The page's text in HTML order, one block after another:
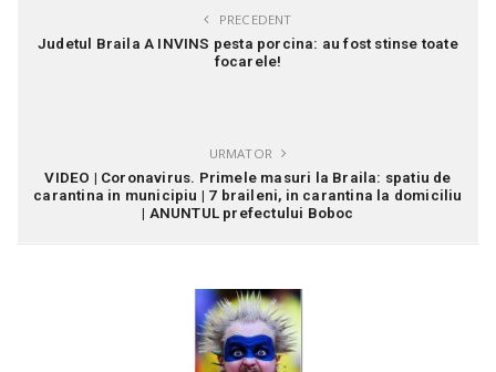
PRECEDENT
Judetul Braila A INVINS pesta porcina: au fost stinse toate
focarele!
URMATOR
VIDEO | Coronavirus. Primele masuri la Braila: spatiu de
carantina in municipiu | 7 braileni, in carantina la domiciliu
| ANUNTUL prefectului Boboc